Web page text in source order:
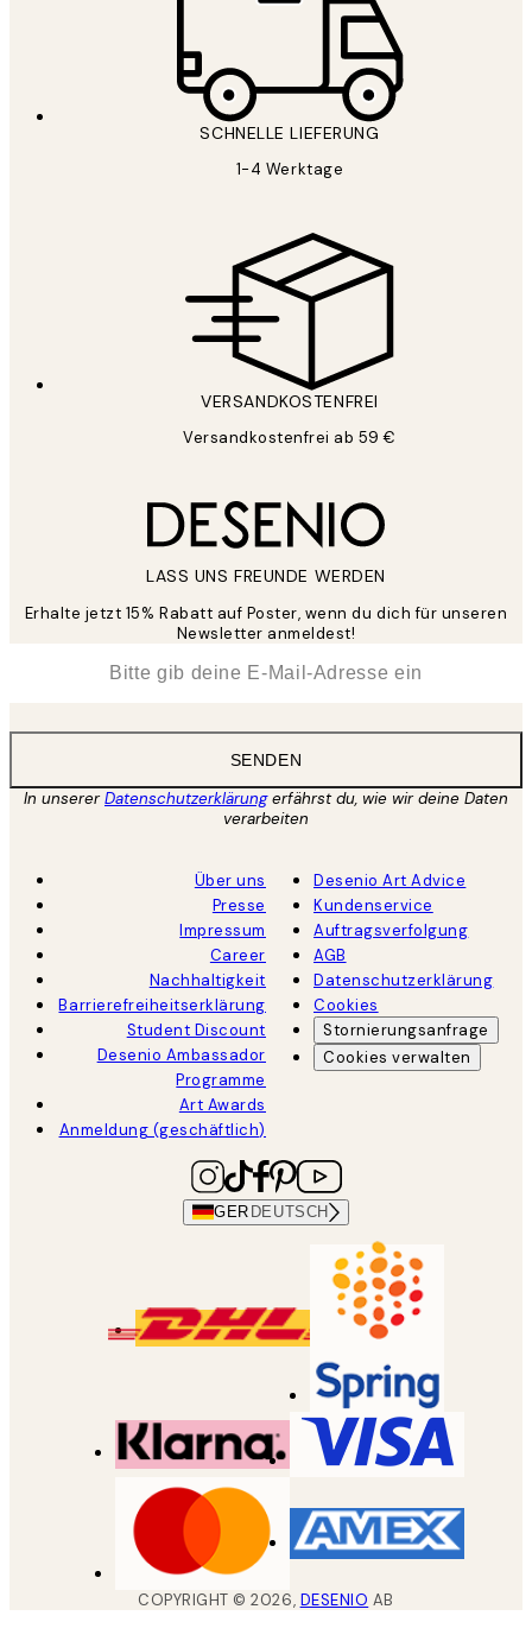
SCHNELLE LIEFERUNG
1-4 Werktage
VERSANDKOSTENFREI
Versandkostenfrei ab 59 €
LASS UNS FREUNDE WERDEN
Erhalte jetzt 15% Rabatt auf Poster, wenn du dich für unseren
Newsletter anmeldest!
SENDEN
In unsererDatenschutzerklärungerfährst du, wie wir deine Daten
verarbeiten
Über uns
Presse
Impressum
Career
Nachhaltigkeit
Barrierefreiheitserklärung
Student Discount
Desenio Ambassador
Programme
Art Awards
Anmeldung (geschäftlich)
Desenio Art Advice
Kundenservice
Auftragsverfolgung
AGB
Datenschutzerklärung
Cookies
Stornierungsanfrage
Cookies verwalten
GER DEUTSCH
COPYRIGHT ©2026, DESENIO AB